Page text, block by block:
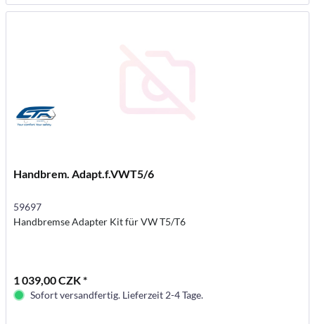
Handbrem. Adapt.f.VWT5/6
59697
Handbremse Adapter Kit für VW T5/T6
1 039,00 CZK *
Sofort versandfertig. Lieferzeit 2-4 Tage.